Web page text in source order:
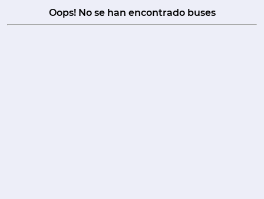
Oops! No se han encontrado buses